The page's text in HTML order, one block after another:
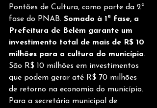
Pontões de Cultura, como parte da 2ª
fase do PNAB. Somado à 1ª fase, a
Prefeitura de Belém garante um
investimento total de mais de R$ 10
milhões para a cultura do município.
São R$ 10 milhões em investimentos
que podem gerar até R$ 70 milhões
de retorno na economia do município.
Para a secretária municipal de